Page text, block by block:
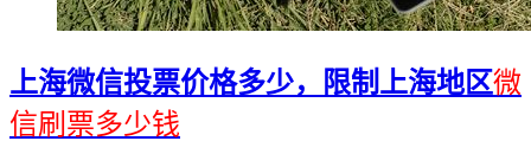
上海微信投票价格多少，限制上海地区微
信刷票多少钱